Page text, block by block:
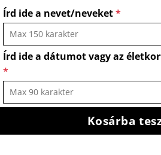
Írd ide a nevet/neveket*
Írd ide a dátumot vagy az
*
Kosárba